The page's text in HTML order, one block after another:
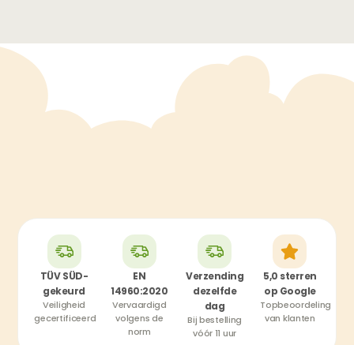
TÜV SÜD-
gekeurd
Veiligheid
gecertificeerd
EN
14960:2020
Vervaardigd
volgens de
norm
Verzending
dezelfde
dag
Bij bestelling
vóór 11 uur
5,0 sterren
op Google
Topbeoordeling
van klanten